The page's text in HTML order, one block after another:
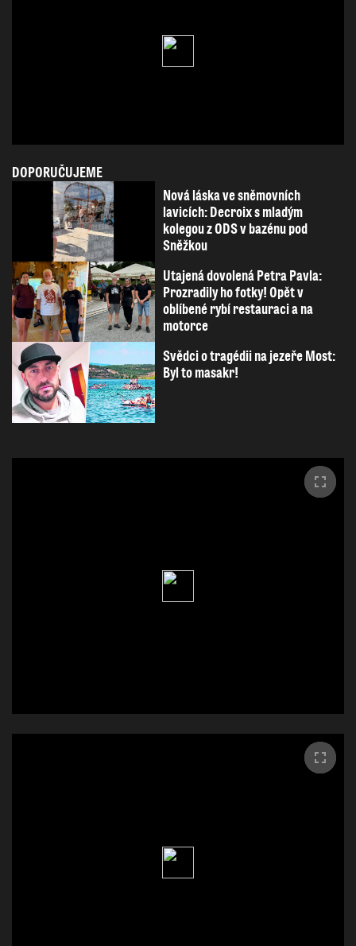
DOPORUČUJEME
Nová láska ve sněmovních
lavicích: Decroix s mladým
kolegou z ODS v bazénu pod
Sněžkou
Utajená dovolená Petra Pavla:
Prozradily ho fotky! Opět v
oblíbené rybí restauraci a na
motorce
Svědci o tragédii na jezeře Most:
Byl to masakr!